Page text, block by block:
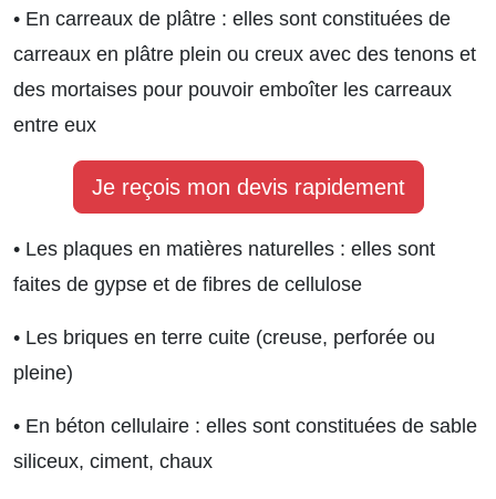
• En carreaux de plâtre : elles sont constituées de
carreaux en plâtre plein ou creux avec des tenons et
des mortaises pour pouvoir emboîter les carreaux
entre eux
Je reçois mon devis rapidement
• Les plaques en matières naturelles : elles sont
faites de gypse et de fibres de cellulose
• Les briques en terre cuite (creuse, perforée ou
pleine)
• En béton cellulaire : elles sont constituées de sable
siliceux, ciment, chaux